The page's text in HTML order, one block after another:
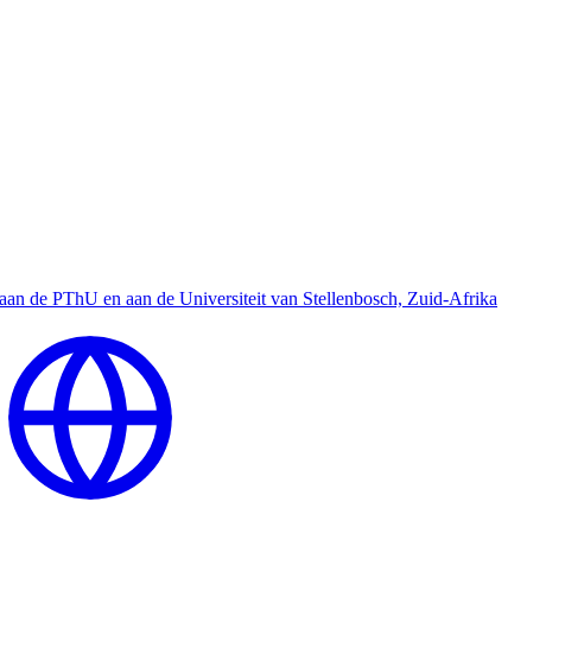
de PThU en aan de Universiteit van Stellenbosch, Zuid-Afrika